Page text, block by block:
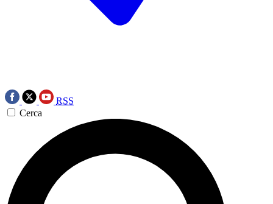
RSS
Cerca